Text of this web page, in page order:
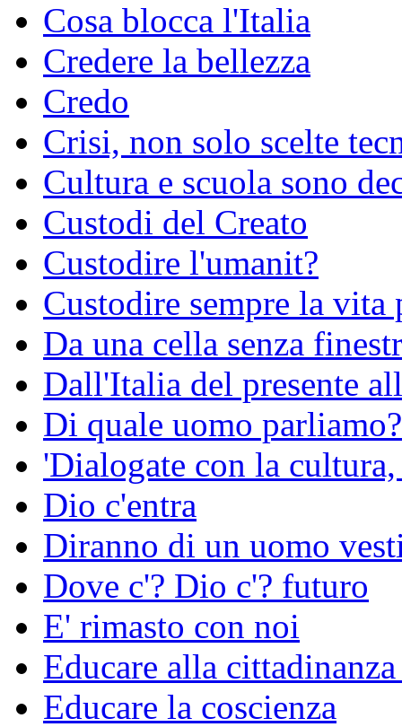
Cosa blocca l'Italia
Credere la bellezza
Credo
Crisi, non solo scelte
Cultura e scuola sono
Custodi del Creato
Custodire l'umanit?
Custodire sempre la vita
Da una cella senza
Dall'Italia del presente
Di quale uomo parliamo?
'Dialogate con la
Dio c'entra
Diranno di un uomo
Dove c'? Dio c'? futuro
E' rimasto con noi
Educare alla
Educare la coscienza